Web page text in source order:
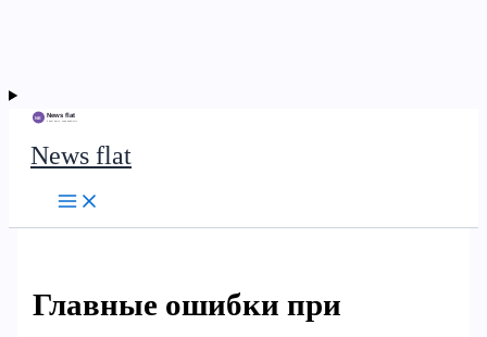
News flat
Главные ошибки при